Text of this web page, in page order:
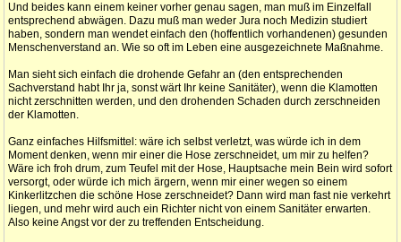
Und beides kann einem keiner vorher genau sagen, man muß im Einzelfall
entsprechend abwägen. Dazu muß man weder Jura noch Medizin studiert
haben, sondern man wendet einfach den (hoffentlich vorhandenen) gesunden
Menschenverstand an. Wie so oft im Leben eine ausgezeichnete Maßnahme.
Man sieht sich einfach die drohende Gefahr an (den entsprechenden
Sachverstand habt Ihr ja, sonst wärt Ihr keine Sanitäter), wenn die Klamotten
nicht zerschnitten werden, und den drohenden Schaden durch zerschneiden
der Klamotten.
Ganz einfaches Hilfsmittel: wäre ich selbst verletzt, was würde ich in dem
Moment denken, wenn mir einer die Hose zerschneidet, um mir zu helfen?
Wäre ich froh drum, zum Teufel mit der Hose, Hauptsache mein Bein wird sofort
versorgt, oder würde ich mich ärgern, wenn mir einer wegen so einem
Kinkerlitzchen die schöne Hose zerschneidet? Dann wird man fast nie verkehrt
liegen, und mehr wird auch ein Richter nicht von einem Sanitäter erwarten.
Also keine Angst vor der zu treffenden Entscheidung.